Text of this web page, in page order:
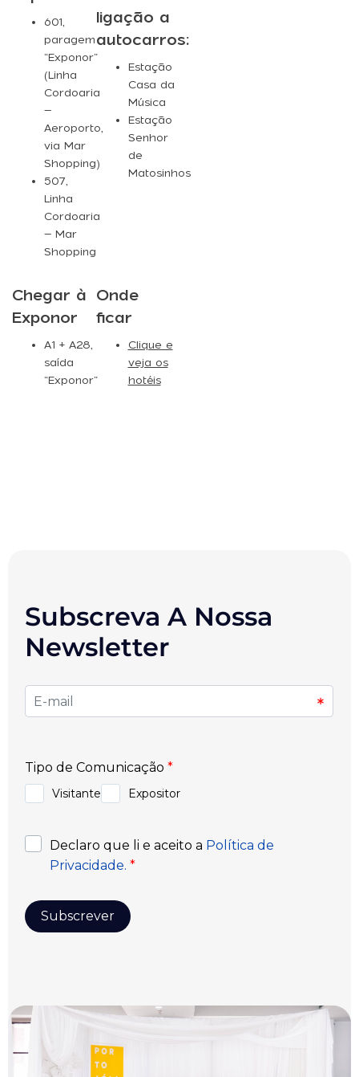
601,
paragem
“Exponor”
(Linha
Cordoaria
–
Aeroporto,
via Mar
Shopping)
507,
Linha
Cordoaria
– Mar
Shopping
ligação a
autocarros:
Estação
Casa da
Música
Estação
Senhor
de
Matosinhos
Chegar à
Exponor
A1 + A28,
saída
“Exponor”
Onde
ficar
Clique e
veja os
hotéis
Subscreva A Nossa
Newsletter